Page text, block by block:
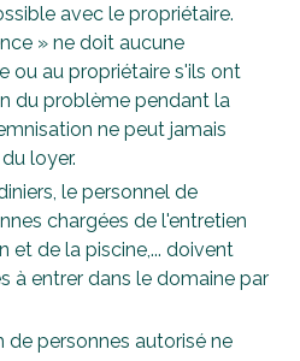
avec le propriétaire.
» ne doit aucune
ou au propriétaire s'ils ont
du problème pendant la
ne peut jamais
loyer.
le personnel de
chargées de l'entretien
et de la piscine,... doivent
à entrer dans le domaine par
personnes autorisé ne